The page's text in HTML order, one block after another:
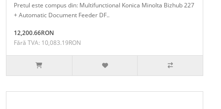
Pretul este compus din: Multifunctional Konica Minolta Bizhub 227
+ Automatic Document Feeder DF..
12,200.66RON
Fără TVA: 10,083.19RON